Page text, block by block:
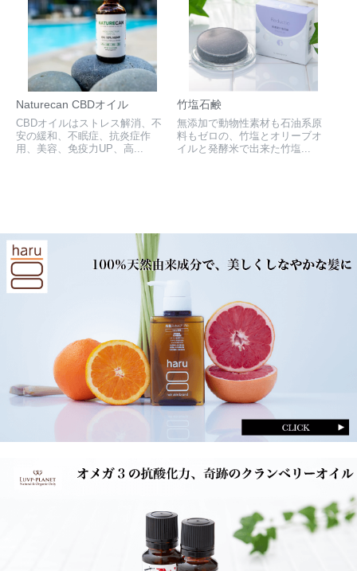
Naturecan CBDオイル
CBDオイルはストレス解消、不
安の緩和、不眠症、抗炎症作
用、美容、免疫力UP、高...
竹塩石鹸
無添加で動物性素材も石油系原
料もゼロの、竹塩とオリーブオ
イルと発酵米で出来た竹塩...